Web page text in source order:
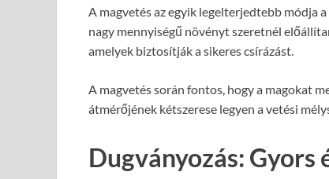
A magvetés az egyik legelterjedtebb módja
nagy mennyiségű növényt szeretnél
amelyek biztosítják a sikeres csírázást.
A magvetés során fontos, hogy a magokat
átmérőjének kétszerese legyen a vetési
Dugványozás: Gyors